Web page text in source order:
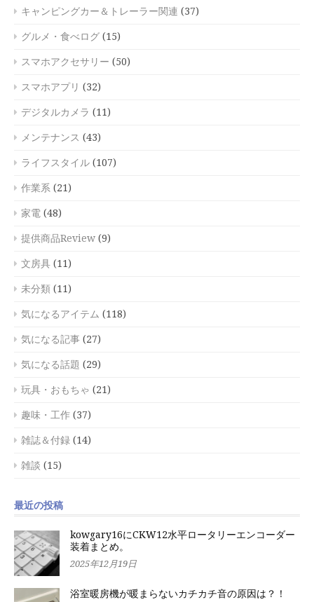
キャンピングカー＆トレーラー関連 (37)
グルメ・食べログ (15)
スマホアクセサリー (50)
スマホアプリ (32)
デジタルカメラ (11)
メンテナンス (43)
ライフスタイル (107)
作業系 (21)
家電 (48)
提供商品Review (9)
文房具 (11)
未分類 (11)
気になるアイテム (118)
気になる記事 (27)
気になる話題 (29)
玩具・おもちゃ (21)
趣味・工作 (37)
雑誌＆付録 (14)
雑談 (15)
最近の投稿
kowgary16にCKW12水平ロータリーエンコーダー
装着まとめ。
2025年12月19日
浴室暖房機が暖まらないカチカチ音の原因は？！